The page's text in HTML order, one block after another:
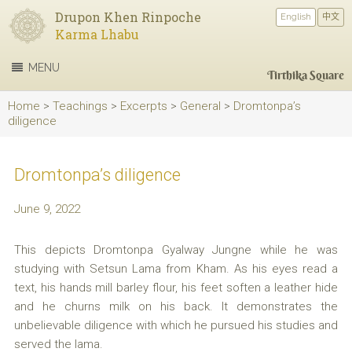
Drupon Khen Rinpoche
Karma Lhabu
Tirthika Square
English 中文
MENU
Home > Teachings > Excerpts > General > Dromtonpa’s
diligence
Dromtonpa’s diligence
June 9, 2022
This depicts Dromtonpa Gyalway Jungne while he was
studying with Setsun Lama from Kham. As his eyes read a
text, his hands mill barley flour, his feet soften a leather hide
and he churns milk on his back. It demonstrates the
unbelievable diligence with which he pursued his studies and
served the lama.